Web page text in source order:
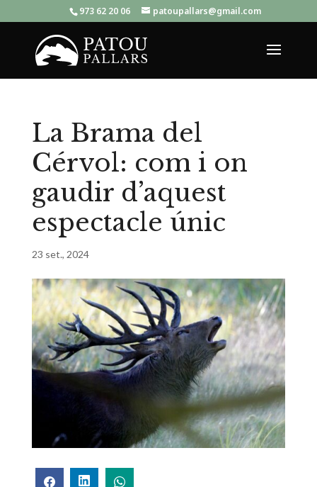
973 62 20 06 patoupallars@gmail.com
La Brama del
Cérvol: com i on
gaudir d’aquest
espectacle únic
23 set., 2024